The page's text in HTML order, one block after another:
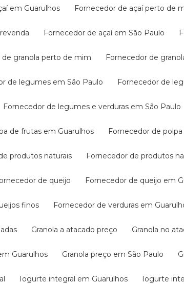
em Guarulhos Fornecedor de açaí perto de
Fornecedor de açaí em São Paulo
de granola perto de mim Fornecedor de
de legumes em São Paulo Fornecedor de
Fornecedor de legumes e verduras em São Paulo
de frutas em Guarulhos Fornecedor de
produtos naturais Fornecedor de produtos
Fornecedor de queijo Fornecedor de queijo em
finos Fornecedor de verduras em
Granola a atacado preço Granola no
Guarulhos Granola preço em São Paulo
Iogurte integral em Guarulhos Iogurte